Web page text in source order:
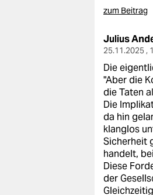
zum Beitrag
Julius
25.11.2025 ,
Die
"Aber die
die Taten
Die
da hin
klanglos
Sicherheit
handelt,
Diese
der